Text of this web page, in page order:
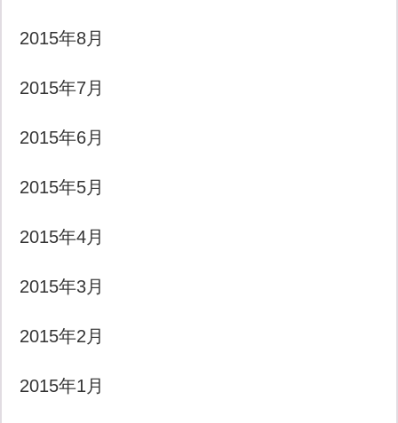
2015年8月
2015年7月
2015年6月
2015年5月
2015年4月
2015年3月
2015年2月
2015年1月